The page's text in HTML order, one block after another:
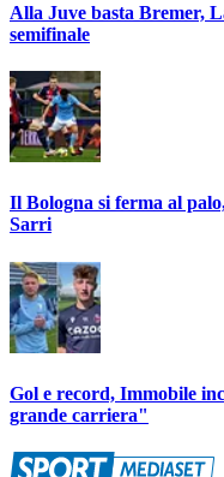
Alla Juve basta Bremer,
semifinale
Il Bologna si ferma al
Sarri
Gol e record, Immobile
grande carriera"